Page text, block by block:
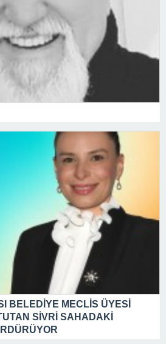
BELEDİYE MECLİS ÜYESİ
SİVRİ SAHADAKİ